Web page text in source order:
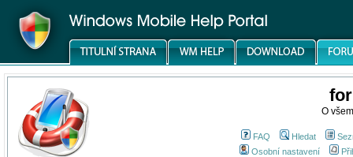
O
FAQ Hledat
Osobní nastavení